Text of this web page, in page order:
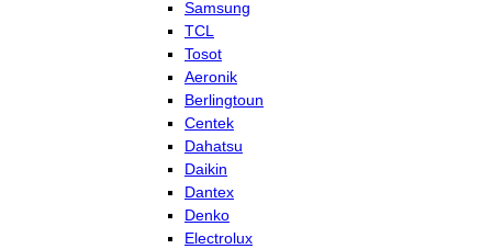
Samsung
TCL
Tosot
Aeronik
Berlingtoun
Centek
Dahatsu
Daikin
Dantex
Denko
Electrolux